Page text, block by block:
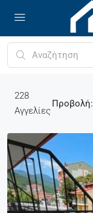
228
Αγγελίες
Προβολή: